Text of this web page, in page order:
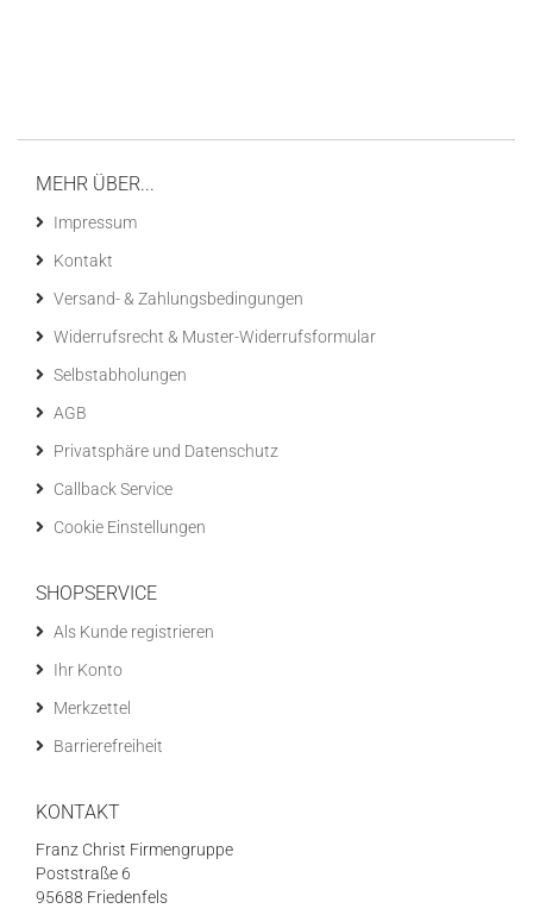
MEHR ÜBER...
Impressum
Kontakt
Versand- & Zahlungsbedingungen
Widerrufsrecht & Muster-Widerrufsformular
Selbstabholungen
AGB
Privatsphäre und Datenschutz
Callback Service
Cookie Einstellungen
SHOPSERVICE
Als Kunde registrieren
Ihr Konto
Merkzettel
Barrierefreiheit
KONTAKT
Franz Christ Firmengruppe
Poststraße 6
95688 Friedenfels